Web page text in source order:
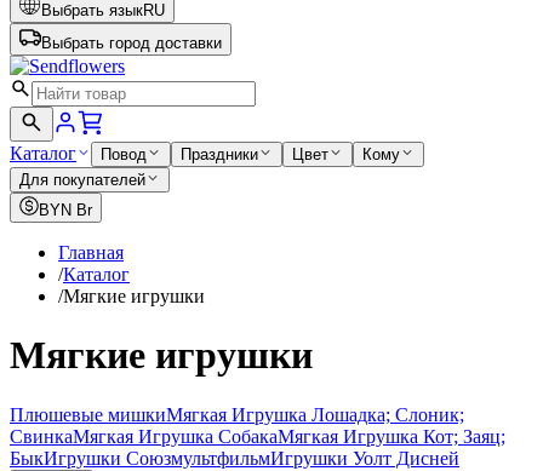
Выбрать языкRU
Выбрать город доставки
Каталог Повод Праздники Цвет
Кому
Для покупателей
BYN Br
Главная
/Каталог
/Мягкие игрушки
Мягкие игрушки
Плюшевые мишкиМягкая Игрушка Лошадка; Cлоник;
СвинкаМягкая Игрушка СобакаМягкая Игрушка Кот; Заяц;
БыкИгрушки СоюзмультфильмИгрушки Уолт Дисней